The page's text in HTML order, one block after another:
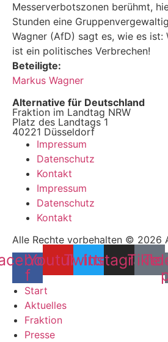
Messerverbotszonen berühmt,
Stunden eine
Wagner (AfD) sagt es, wie es ist:
ist ein politisches Verbrechen!
Beteiligte:
Markus Wagner
Alternative für Deutschland
Fraktion im Landtag NRW
Platz des Landtags 1
40221 Düsseldorf
Impressum
Datenschutz
Kontakt
Impressum
Datenschutz
Kontakt
Alle Rechte vorbehalten © 2026
f
YoutubeTwitter
Instagram
Start
Aktuelles
Fraktion
Presse